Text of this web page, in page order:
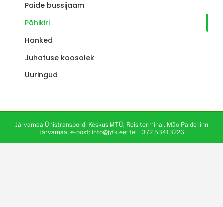
Paide bussijaam
Põhikiri
Hanked
Juhatuse koosolek
Uuringud
Järvamaa Ühistranspordi Keskus MTÜ, Reisiterminal, Mäo Paide linn
Järvamaa, e-post: info@jytk.ee; tel +372 53413226